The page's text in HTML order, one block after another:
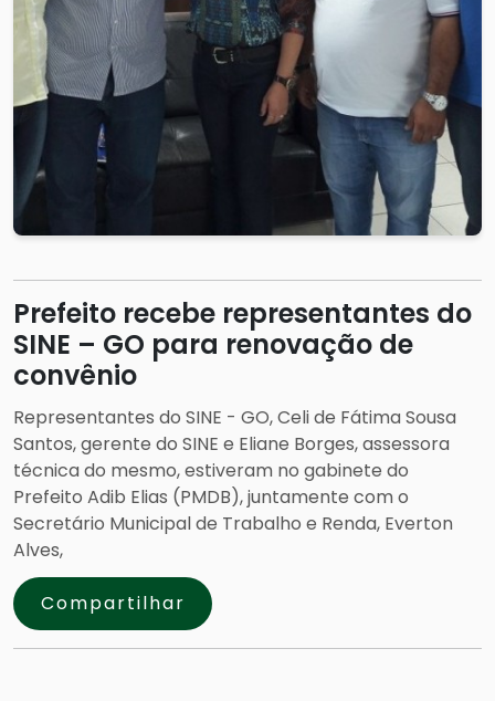
Prefeito recebe representantes do
SINE – GO para renovação de
convênio
Representantes do SINE - GO, Celi de Fátima Sousa
Santos, gerente do SINE e Eliane Borges, assessora
técnica do mesmo, estiveram no gabinete do
Prefeito Adib Elias (PMDB), juntamente com o
Secretário Municipal de Trabalho e Renda, Everton
Alves,
Compartilhar